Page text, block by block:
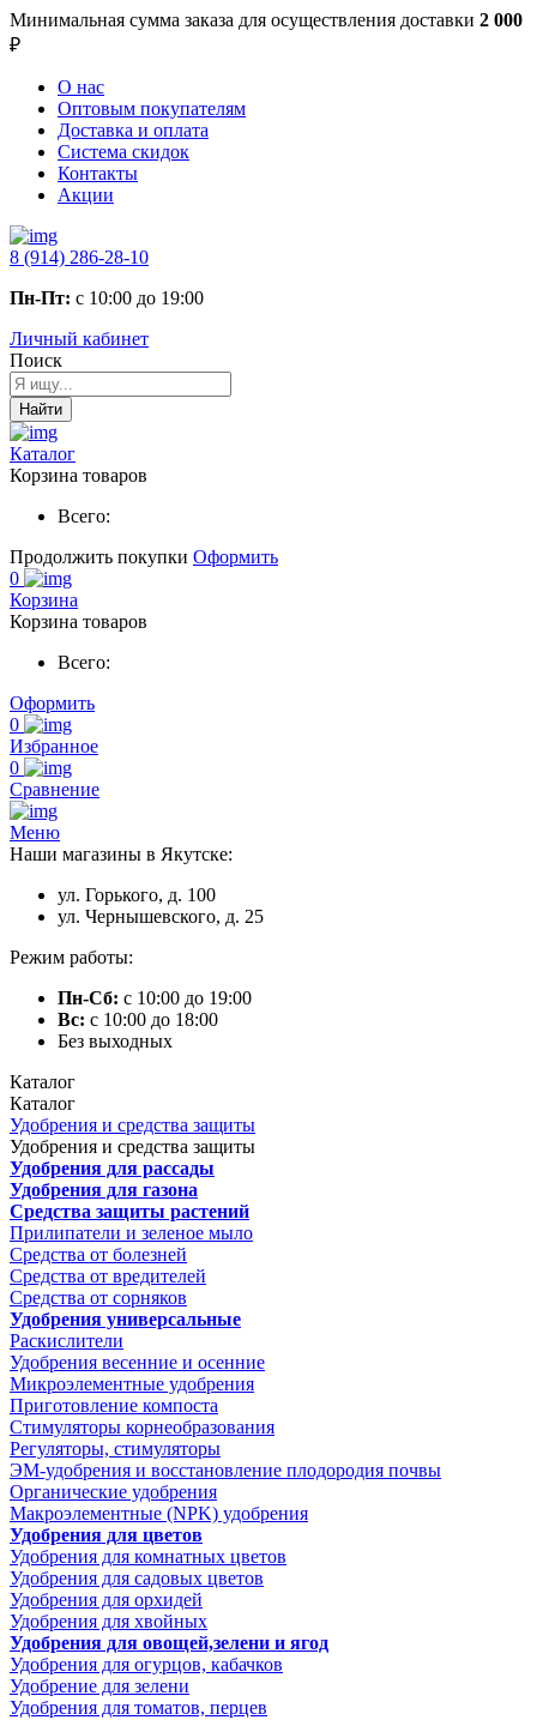
Минимальная сумма заказа для осуществления доставки 2 000
₽
О нас
Оптовым покупателям
Доставка и оплата
Система скидок
Контакты
Акции
8 (914) 286-28-10
Пн-Пт: с 10:00 до 19:00
Личный кабинет
Поиск
Найти
Каталог
Корзина товаров
Всего:
Продолжить покупки Оформить
0
Корзина
Корзина товаров
Всего:
Оформить
0
Избранное
0
Сравнение
Меню
Наши магазины в Якутске:
ул. Горького, д. 100
ул. Чернышевского, д. 25
Режим работы:
Пн-Сб: с 10:00 до 19:00
Вс: с 10:00 до 18:00
Без выходных
Каталог
Каталог
Удобрения и средства защиты
Удобрения и средства защиты
Удобрения для рассады
Удобрения для газона
Средства защиты растений
Прилипатели и зеленое мыло
Средства от болезней
Средства от вредителей
Средства от сорняков
Удобрения универсальные
Раскислители
Удобрения весенние и осенние
Микроэлементные удобрения
Приготовление компоста
Стимуляторы корнеобразования
Регуляторы, стимуляторы
ЭМ-удобрения и восстановление плодородия почвы
Органические удобрения
Макроэлементные (NPK) удобрения
Удобрения для цветов
Удобрения для комнатных цветов
Удобрения для садовых цветов
Удобрения для орхидей
Удобрения для хвойных
Удобрения для овощей,зелени и ягод
Удобрения для огурцов, кабачков
Удобрение для зелени
Удобрения для томатов, перцев